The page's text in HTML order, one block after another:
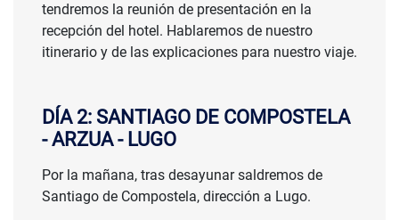
tendremos la reunión de presentación en la
recepción del hotel. Hablaremos de nuestro
itinerario y de las explicaciones para nuestro viaje.
DÍA 2: SANTIAGO DE COMPOSTELA
- ARZUA - LUGO
Por la mañana, tras desayunar saldremos de
Santiago de Compostela, dirección a Lugo.